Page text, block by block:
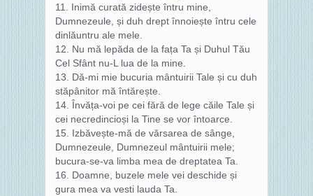
11. Inimă curată zidește întru mine,
Dumnezeule, și duh drept înnoiește întru cele
dinlăuntru ale mele.
12. Nu mă lepăda de la fața Ta și Duhul Tău
Cel Sfânt nu‑L lua de la mine.
13. Dă‑mi mie bucuria mântuirii Tale și cu duh
stăpânitor mă întărește.
14. Învăța‑voi pe cei fără de lege căile Tale și
cei necredincioși la Tine se vor întoarce.
15. Izbăvește‑mă de vărsarea de sânge,
Dumnezeule, Dumnezeul mântuirii mele;
bucura‑se‑va limba mea de dreptatea Ta.
16. Doamne, buzele mele vei deschide și
gura mea va vesti lauda Ta.